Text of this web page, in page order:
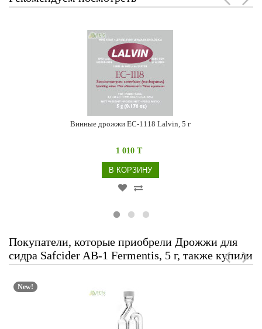
Винные дрожжи EC-1118 Lalvin, 5 г
1 010 T
В КОРЗИНУ
Покупатели, которые приобрели Дрожжи для
сидра Safcider AB-1 Fermentis, 5 г, также купили
New!